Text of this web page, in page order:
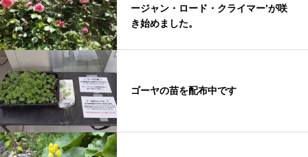
ージャン・ロード・クライマー’が咲
き始めました。
ゴーヤの苗を配布中です